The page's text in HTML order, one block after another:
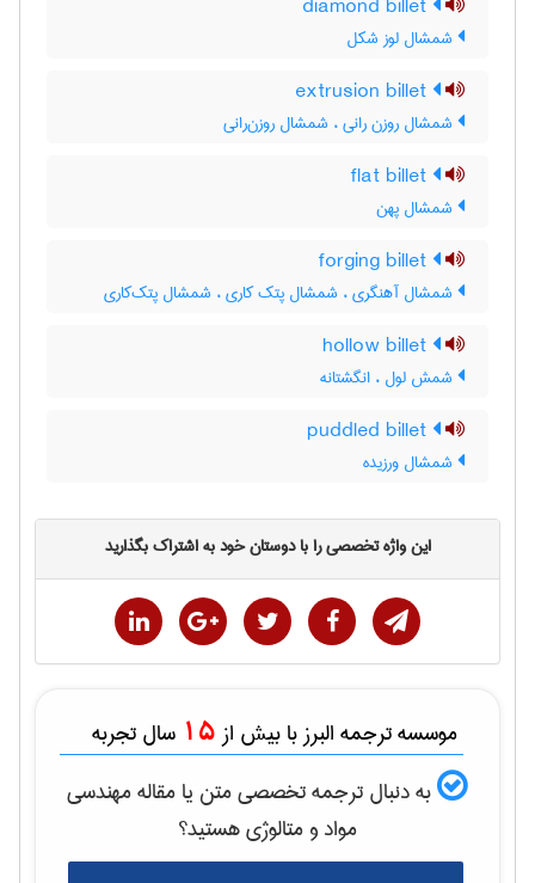
شمشال لوز شکل
شمشال روزن رانی ، شمشال روزن‌رانی
شمشال پهن
شمشال آهنگری ، شمشال پتک کاری ، شمشال پتک‌کاری
شمش لول ، انگشتانه
شمشال ورزیده
این واژه تخصصی را با دوستان خود به اشتراک بگذارید
موسسه ترجمه البرز با بیش از 15 سال تجربه
به دنبال ترجمه تخصصی متن یا مقالهمهندسی
مواد و متالوژیهستید؟